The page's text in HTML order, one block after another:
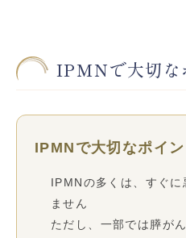
IPMNで大切な
IPMNで大切なポイン
IPMNの多くは、すぐに
ません
ただし、一部では膵が